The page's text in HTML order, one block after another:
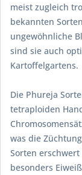
meist zugleich
bekannten
ungewöhnliche
sind sie auch
Kartoffelgartens.
Die Phureja
tetraploiden
was die
Sorten
besonders